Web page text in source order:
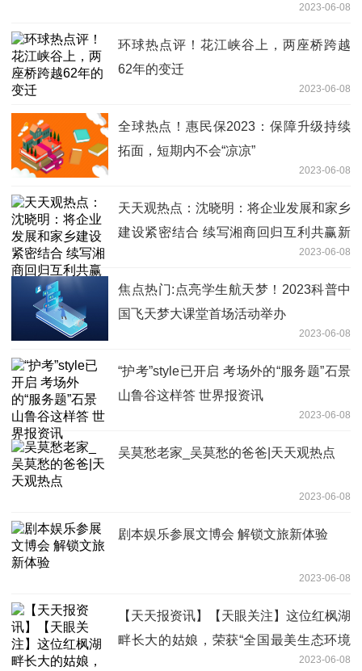
2023-06-08
环球热点评！花江峡谷上，两座桥跨越
62年的变迁
2023-06-08
全球热点！惠民保2023：保障升级持续
拓面，短期内不会“凉凉”
2023-06-08
天天观热点：沈晓明：将企业发展和家乡
建设紧密结合 续写湘商回归互利共赢新
2023-06-08
焦点热门:点亮学生航天梦！2023科普中
国飞天梦大课堂首场活动举办
2023-06-08
“护考”style已开启 考场外的“服务题”石景
山鲁谷这样答 世界报资讯
2023-06-08
吴莫愁老家_吴莫愁的爸爸|天天观热点
2023-06-08
剧本娱乐参展文博会 解锁文旅新体验
2023-06-08
【天天报资讯】【天眼关注】这位红枫湖
畔长大的姑娘，荣获“全国最美生态环境
2023-06-08